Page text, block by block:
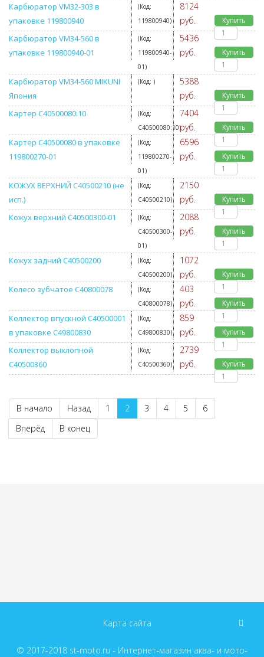
Карбюратор VM32-303 в
упаковке 119800940
(Код:
119800940)
8124
руб.
Купить
Карбюратор VM34-560 в
упаковке 119800940-01
(Код:
119800940-
01)
5436
руб.
Купить
Карбюратор VM34-560 MIKUNI
Япония
(Код: )
5388
руб.
Купить
Картер C40500080:10
(Код:
C40500080:10)
7404
руб.
Купить
Картер С40500080 в упаковке
119800270-01
(Код:
119800270-
01)
6596
руб.
Купить
КОЖУХ ВЕРХНИЙ C40500210 (не
исп.)
(Код:
C40500210)
2150
руб.
Купить
Кожух верхний C40500300-01
(Код:
C40500300-
01)
2088
руб.
Купить
Кожух задний C40500200
(Код:
C40500200)
1072
руб.
Купить
Колесо зубчатое C40800078
(Код:
C40800078)
403
руб.
Купить
Коллектор впускной C40500001
в упаковке C49800830
(Код:
C49800830)
859
руб.
Купить
Коллектор выхлопной
C40500360
(Код:
C40500360)
2739
руб.
Купить
В начало Назад 1 2 3 4 5
6
Вперёд
В конец
Карта сайта
© 2017-2018 st-moto.ru - Интернет-магазин аква- и мото-